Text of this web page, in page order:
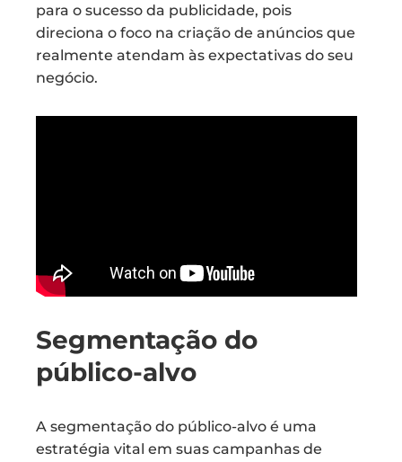
para o sucesso da publicidade, pois
direciona o foco na criação de anúncios que
realmente atendam às expectativas do seu
negócio.
Segmentação do
público-alvo
A segmentação do público-alvo é uma
estratégia vital em suas campanhas de